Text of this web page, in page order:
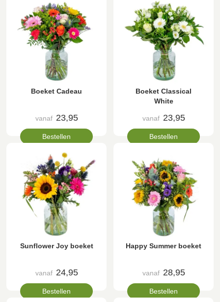
Boeket Cadeau
vanaf 23,95
Bestellen
Boeket Classical
White
vanaf 23,95
Bestellen
Sunflower Joy boeket
vanaf 24,95
Bestellen
Happy Summer boeket
vanaf 28,95
Bestellen